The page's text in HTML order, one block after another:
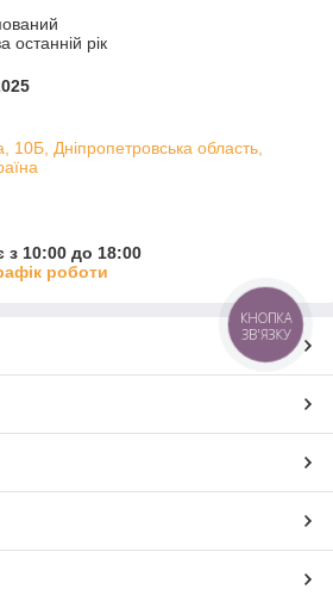
останній рік
10Б, Дніпропетровська область,
з 10:00 до 18:00
роботи
КНОПКА
ЗВ'ЯЗКУ